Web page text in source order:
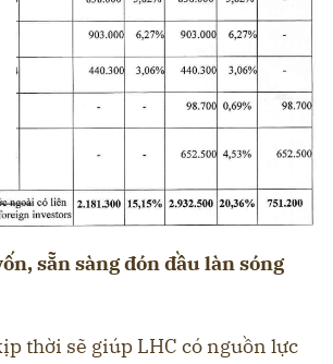
, sẵn sàng đón đầu làn sóng
thời sẽ giúp LHC có nguồn lực